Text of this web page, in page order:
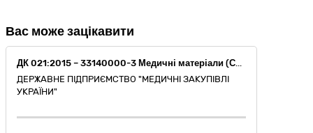
Вас може зацікавити
ДК 021:2015 – 33140000-3 Медичні матеріали (Серветки з нетканого матеріалу, стерильні, 10 х 10 см, (2 штуки))
ДЕРЖАВНЕ ПІДПРИЄМСТВО "МЕДИЧНІ ЗАКУПІВЛІ
УКРАЇНИ"